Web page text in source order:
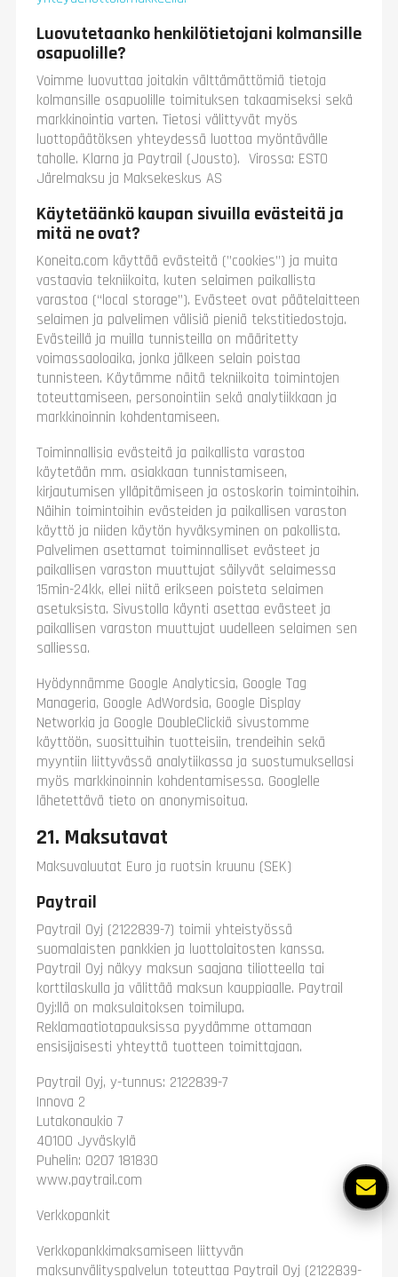
Luovutetaanko henkilötietojani kolmansille
osapuolille?
Voimme luovuttaa joitakin välttämättömiä tietoja
kolmansille osapuolille toimituksen takaamiseksi sekä
markkinointia varten. Tietosi välittyvät myös
luottopäätöksen yhteydessä luottoa myöntävälle
taholle. Klarna ja Paytrail (Jousto). Virossa: ESTO
Järelmaksu ja Maksekeskus AS
Käytetäänkö kaupan sivuilla evästeitä ja
mitä ne ovat?
Koneita.com käyttää evästeitä (”cookies”) ja muita
vastaavia tekniikoita, kuten selaimen paikallista
varastoa (“local storage”). Evästeet ovat päätelaitteen
selaimen ja palvelimen välisiä pieniä tekstitiedostoja.
Evästeillä ja muilla tunnisteilla on määritetty
voimassaoloaika, jonka jälkeen selain poistaa
tunnisteen. Käytämme näitä tekniikoita toimintojen
toteuttamiseen, personointiin sekä analytiikkaan ja
markkinoinnin kohdentamiseen.
Toiminnallisia evästeitä ja paikallista varastoa
käytetään mm. asiakkaan tunnistamiseen,
kirjautumisen ylläpitämiseen ja ostoskorin toimintoihin.
Näihin toimintoihin evästeiden ja paikallisen varaston
käyttö ja niiden käytön hyväksyminen on pakollista.
Palvelimen asettamat toiminnalliset evästeet ja
paikallisen varaston muuttujat säilyvät selaimessa
15min-24kk, ellei niitä erikseen poisteta selaimen
asetuksista. Sivustolla käynti asettaa evästeet ja
paikallisen varaston muuttujat uudelleen selaimen sen
salliessa.
Hyödynnämme Google Analyticsia, Google Tag
Manageria, Google AdWordsia, Google Display
Networkia ja Google DoubleClickiä sivustomme
käyttöön, suosittuihin tuotteisiin, trendeihin sekä
myyntiin liittyvässä analytiikassa ja suostumuksellasi
myös markkinoinnin kohdentamisessa. Googlelle
lähetettävä tieto on anonymisoitua.
21. Maksutavat
Maksuvaluutat Euro ja ruotsin kruunu (SEK)
Paytrail
Paytrail Oyj (2122839-7) toimii yhteistyössä
suomalaisten pankkien ja luottolaitosten kanssa.
Paytrail Oyj näkyy maksun saajana tiliotteella tai
korttilaskulla ja välittää maksun kauppiaalle. Paytrail
Oyj:llä on maksulaitoksen toimilupa.
Reklamaatiotapauksissa pyydämme ottamaan
ensisijaisesti yhteyttä tuotteen toimittajaan.
Paytrail Oyj, y-tunnus: 2122839-7
Innova 2
Lutakonaukio 7
40100 Jyväskylä
Puhelin: 0207 181830
www.paytrail.com
Verkkopankit
Verkkopankkimaksamiseen liittyvän
maksunvälityspalvelun toteuttaa Paytrail Oyj (2122839-